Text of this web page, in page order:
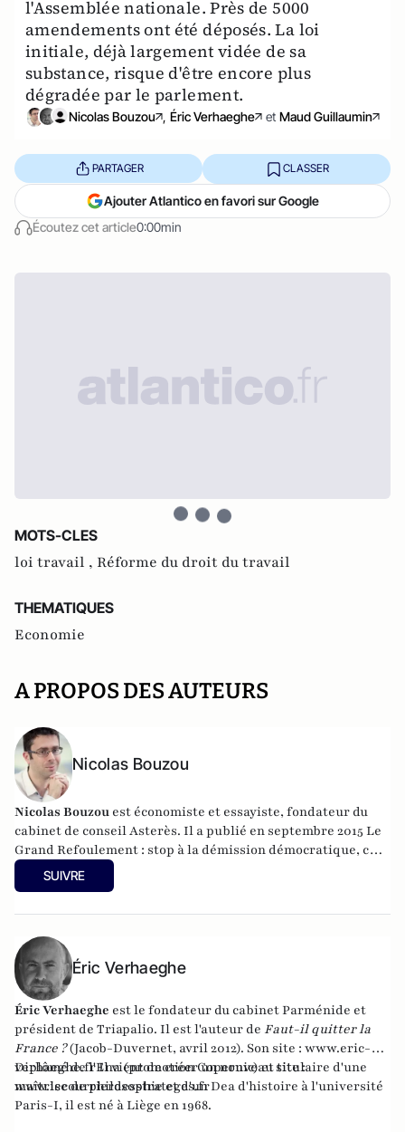
l'Assemblée nationale. Près de 5000
amendements ont été déposés. La loi
initiale, déjà largement vidée de sa
substance, risque d'être encore plus
dégradée par le parlement.
Nicolas Bouzou , Éric Verhaeghe et Maud Guillaumin
Écoutez cet article0:00min
PARTAGER CLASSER
Ajouter Atlantico en favori sur Google
MOTS-CLES
loi travail , Réforme du droit du travail
THEMATIQUES
Economie
A PROPOS DES AUTEURS
Nicolas Bouzou
Nicolas Bouzou est économiste et essayiste, fondateur du
cabinet de conseil Asterès. Il a publié en septembre 2015 Le
Grand Refoulement : stop à la démission démocratique, chez
Plon. Il enseigne à l'Université de Paris II Assas et est le
fondateur du Cercle de Bélem qui regroupe des intellectuels
SUIVRE
Éric Verhaeghe
Éric Verhaeghe est le fondateur du cabinet Parménide et
président de Triapalio. Il est l'auteur de Faut-il quitter la
France ?(Jacob-Duvernet, avril 2012). Son site : www.eric-
verhaeghe.frIl vient de créer un nouveau site :
www.lecourrierdesstrateges.fr
Diplômé de l'Ena (promotion Copernic) et titulaire d'une
maîtrise de philosophie et d'un Dea d'histoire à l'université
Paris-I, il est né à Liège en 1968.